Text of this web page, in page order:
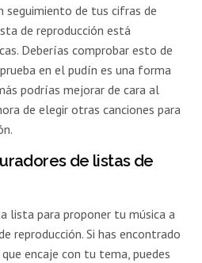
seguimiento de tus cifras de
de reproducción está
Deberías comprobar esto de
en el pudín es una forma
podrías mejorar de cara al
de elegir otras canciones para
de listas de
lista para proponer tu música a
reproducción. Si has encontrado
encaje con tu tema, puedes